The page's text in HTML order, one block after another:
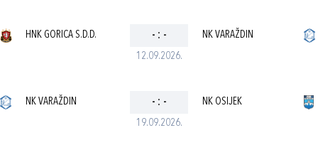
12.09.2026.
HNK GORICA S.D.D. - : - NK VARAŽDIN
19.09.2026.
NK VARAŽDIN - : - NK OSIJEK